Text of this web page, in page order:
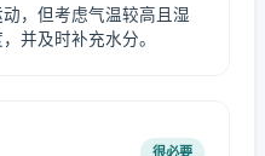
，但考虑气温较高且湿
并及时补充水分。
很必要